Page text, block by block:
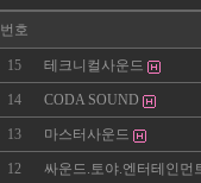
번호
15 테크니컬사운드
14 CODA SOUND
13 마스터사운드
12 싸운드.토야.엔터테인먼